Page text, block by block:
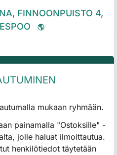
FINNOONPUISTO 4,
mukaan ryhmään.
painamalla "Ostoksille" -
jolle haluat ilmoittautua.
henkilötiedot täytetään